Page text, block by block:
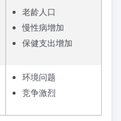
老龄人口
慢性病增加
保健支出增加
环境问题
竞争激烈